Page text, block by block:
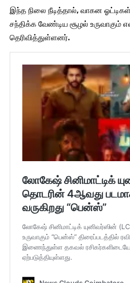
இந்த நிலை நீடித்தால், வாகன
சந்திக்க வேண்டிய சூழல்
தெரிவித்துள்ளனர்.